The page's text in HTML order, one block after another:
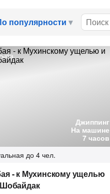
популярности
Джиппинг
На машине
7 часов
до 4 чел.
- к Мухинскому ущелью